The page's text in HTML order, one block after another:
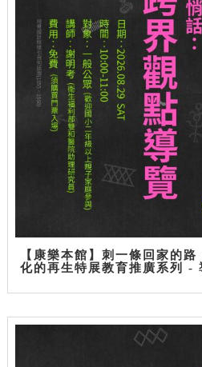
【康樂本館】刺一條回家的
化的再生特展教育推廣系列 -